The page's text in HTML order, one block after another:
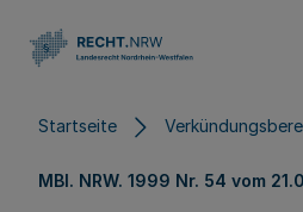
Startseite
MBl. NRW. 1999 Nr. 54 vom